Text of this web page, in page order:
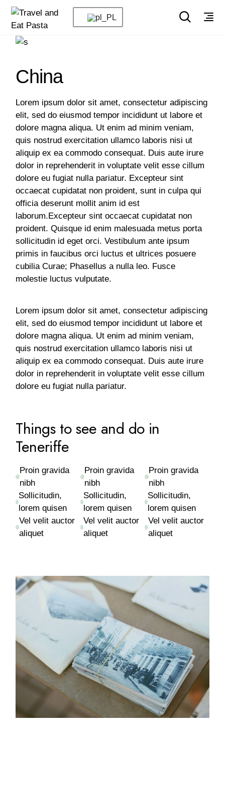
China
Lorem ipsum dolor sit amet, consectetur adipiscing
elit, sed do eiusmod tempor incididunt ut labore et
dolore magna aliqua. Ut enim ad minim veniam,
quis nostrud exercitation ullamco laboris nisi ut
aliquip ex ea commodo consequat. Duis aute irure
dolor in reprehenderit in voluptate velit esse cillum
dolore eu fugiat nulla pariatur. Excepteur sint
occaecat cupidatat non proident, sunt in culpa qui
officia deserunt mollit anim id est
laborum.Excepteur sint occaecat cupidatat non
proident. Quisque id enim malesuada metus porta
sollicitudin id eget orci. Vestibulum ante ipsum
primis in faucibus orci luctus et ultrices posuere
cubilia Curae; Phasellus a nulla leo. Fusce
molestie luctus vulputate.
Lorem ipsum dolor sit amet, consectetur adipiscing
elit, sed do eiusmod tempor incididunt ut labore et
dolore magna aliqua. Ut enim ad minim veniam,
quis nostrud exercitation ullamco laboris nisi ut
aliquip ex ea commodo consequat. Duis aute irure
dolor in reprehenderit in voluptate velit esse cillum
dolore eu fugiat nulla pariatur.
Things to see and do in
Teneriffe
Proin gravida
nibh
Sollicitudin,
lorem quisen
Vel velit auctor
aliquet
Proin gravida
nibh
Sollicitudin,
lorem quisen
Vel velit auctor
aliquet
Proin gravida
nibh
Sollicitudin,
lorem quisen
Vel velit auctor
aliquet